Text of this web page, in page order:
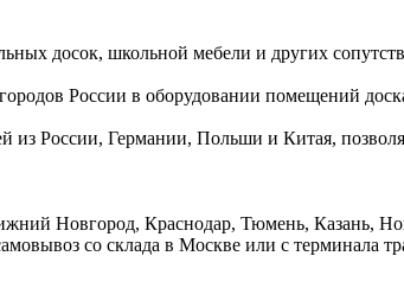
досок, школьной мебели и других
России в оборудовании помещений
из России, Германии, Польши и Китая,
Новгород, Краснодар, Тюмень, Казань,
со склада в Москве или с терминала